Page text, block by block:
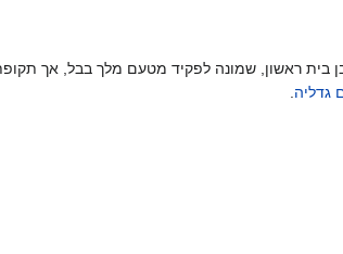
בית ראשון, שמונה לפקיד מטעם מלך בבל, אך
גדליה.